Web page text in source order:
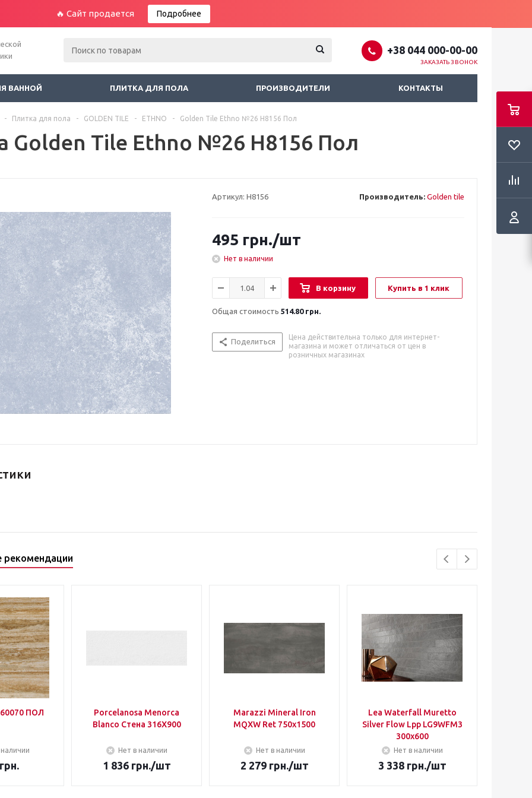
🔥 Сайт продается Подробнее
+38 044 000-00-00
ЗАКАЗАТЬ ЗВОНОК
ВАННОЙ ПЛИТКА ДЛЯ ПОЛА ПРОИЗВОДИТЕЛИ КОНТАКТЫ
- Плитка для пола - GOLDEN TILE - ETHNO - Golden Tile Ethno №26 Н8156 Пол
Golden Tile Ethno №26 Н8156 Пол
Артикул: Н8156 Производитель: Golden tile
495 грн./шт
Нет в наличии
В корзину Купить в 1 клик
Общая стоимость 514.80 грн.
Поделиться
Цена действительна только для интернет-
магазина и может отличаться от цен в
розничных магазинах
рекомендации
ПОЛ
грн.
Porcelanosa Menorca
Blanco Стена 316Х900
Нет в наличии
1 836грн./шт
Marazzi Mineral Iron
MQXW Ret 750х1500
Нет в наличии
2 279грн./шт
Lea Waterfall Muretto
Silver Flow Lpp LG9WFM3
300x600
Нет в наличии
3 338грн./шт